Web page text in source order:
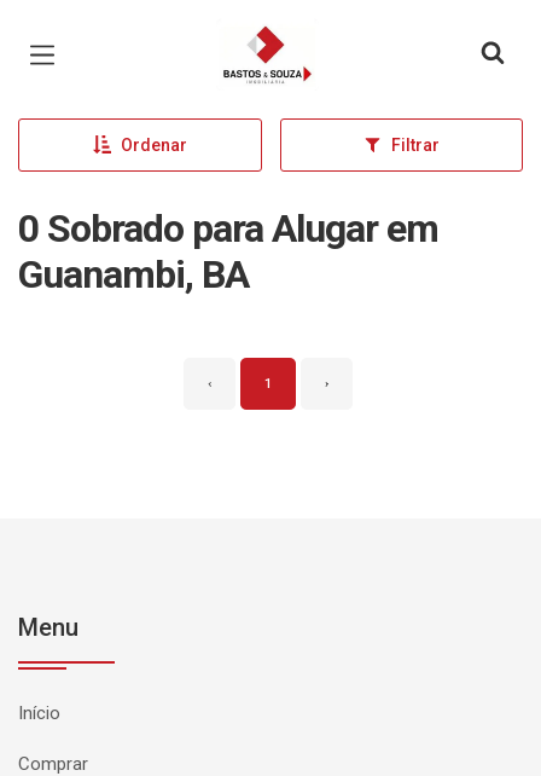
Página inicial
Ordenar Filtrar
0 Sobrado para Alugar em
Guanambi, BA
‹ 1 ›
Menu
Início
Comprar